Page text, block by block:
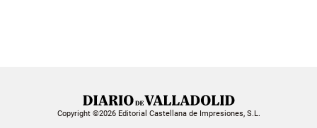
Copyright ©2026 Editorial Castellana de Impresiones, S.L.